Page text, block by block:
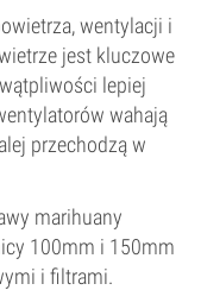
wentylacji i
jest kluczowe
lepiej
wahają
przechodzą w
marihuany
100mm i 150mm
i filtrami.